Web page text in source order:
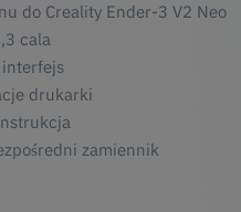
do Creality Ender-3 V2 Neo
cala
interfejs
drukarki
zamiennik